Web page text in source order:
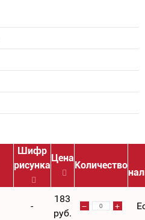
Шифр
рисунка
Цена
Количество
-
183
руб.